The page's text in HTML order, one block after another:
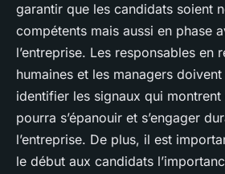
garantir que les candidats soient
compétents mais aussi en phase
l’entreprise. Les responsables en
humaines et les managers
identifier les signaux qui
pourra s’épanouir et s’engager
l’entreprise. De plus, il est
le début aux candidats